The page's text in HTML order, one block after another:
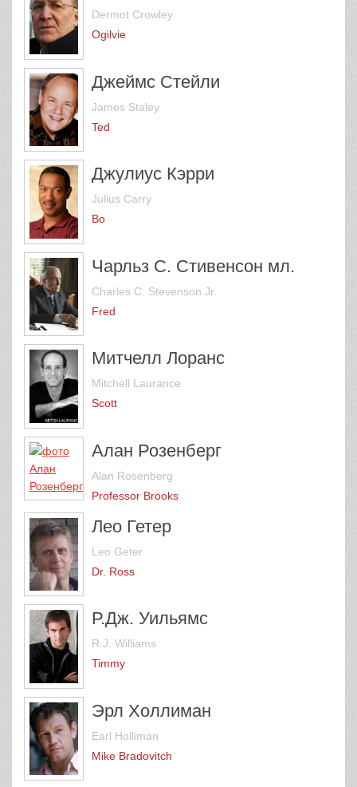
Dermot Crowley
Ogilvie
Джеймс Стейли
James Staley
Ted
Джулиус Кэрри
Julius Carry
Bo
Чарльз С. Стивенсон мл.
Charles C. Stevenson Jr.
Fred
Митчелл Лоранс
Mitchell Laurance
Scott
Алан Розенберг
Alan Rosenberg
Professor Brooks
Лео Гетер
Leo Geter
Dr. Ross
Р.Дж. Уильямс
R.J. Williams
Timmy
Эрл Холлиман
Earl Holliman
Mike Bradovitch